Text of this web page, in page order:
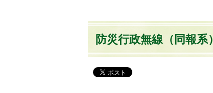
防災行政無線（同報系